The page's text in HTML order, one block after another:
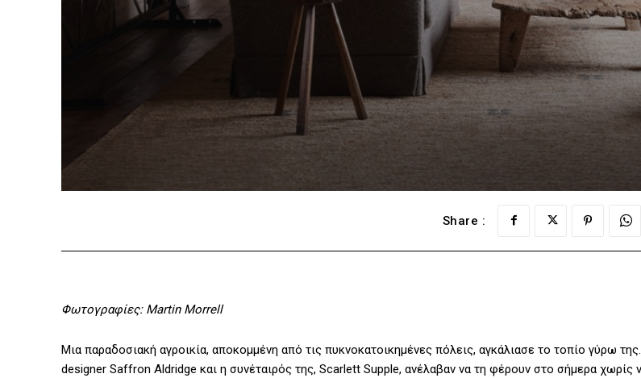
Share :
Φωτογραφίες: Martin Morrell
Μια παραδοσιακή αγροικία, αποκομμένη από τις πυκνοκατοικημένες πόλεις, αγκάλιασε το τοπίο γύρω
designer Saffron Aldridge και η συνέταιρός της, Scarlett Supple, ανέλαβαν να τη φέρουν στο σήμερα χωρίς